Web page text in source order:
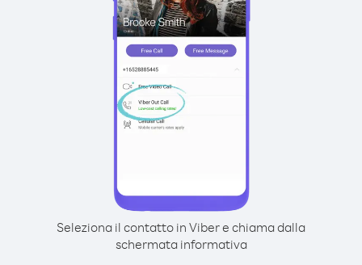
Seleziona il contatto in Viber e chiama dalla
schermata informativa